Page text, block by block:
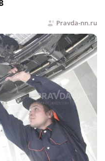
Pravda-nn.ru